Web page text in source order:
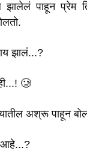
पाहून प्रेम
झालं...?
🥲
अश्रू पाहून
आहे...?